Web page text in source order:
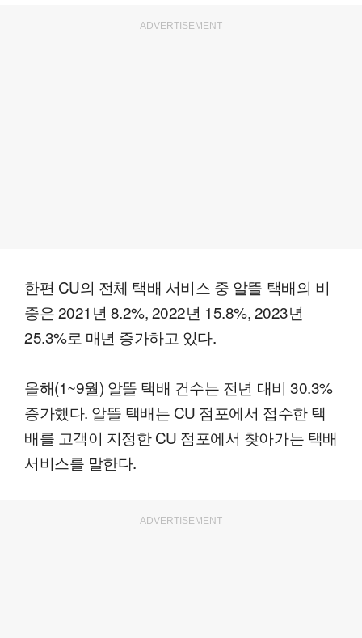
ADVERTISEMENT
한편 CU의 전체 택배 서비스 중 알뜰 택배의 비
중은 2021년 8.2%, 2022년 15.8%, 2023년
25.3%로 매년 증가하고 있다.
올해(1~9월) 알뜰 택배 건수는 전년 대비 30.3%
증가했다. 알뜰 택배는 CU 점포에서 접수한 택
배를 고객이 지정한 CU 점포에서 찾아가는 택배
서비스를 말한다.
ADVERTISEMENT